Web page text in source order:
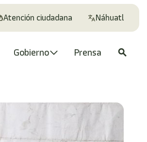
Atención ciudadana Náhuatl
Gobierno Prensa search